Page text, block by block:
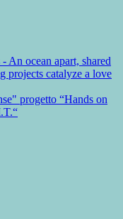
An ocean apart, shared
projects catalyze a love
progetto “Hands on